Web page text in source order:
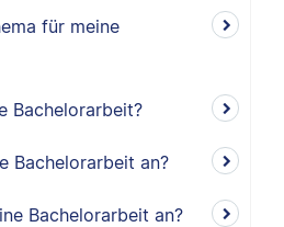
für meine
Bachelorarbeit?
Bachelorarbeit an?
Bachelorarbeit an?